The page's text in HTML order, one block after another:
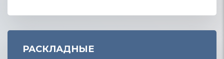
РАСКЛАДНЫЕ